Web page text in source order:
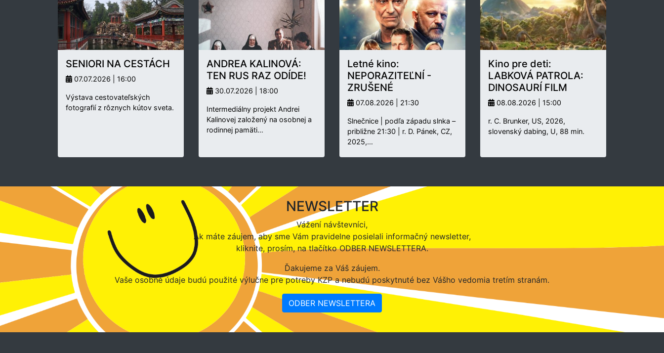
SENIORI NA CESTÁCH
07.07.2026 | 16:00
Výstava cestovateľských
fotografií z rôznych kútov sveta.
ANDREA KALINOVÁ:
TEN RUS RAZ ODÍDE!
30.07.2026 | 18:00
Intermediálny projekt Andrei
Kalinovej založený na osobnej a
rodinnej pamäti…
Letné kino:
NEPORAZITEĽNÍ -
ZRUŠENÉ
07.08.2026 | 21:30
Slnečnice | podľa západu slnka –
približne 21:30 | r. D. Pánek, CZ,
2025,…
Kino pre deti:
LABKOVÁ PATROLA:
DINOSAURÍ FILM
08.08.2026 | 15:00
r. C. Brunker, US, 2026,
slovenský dabing, U, 88 min.
NEWSLETTER
Vážení návštevníci,
Ak máte záujem, aby sme Vám pravidelne posielali informačný newsletter,
kliknite, prosím, na tlačítko ODBER NEWSLETTERA.
Ďakujeme za Váš záujem.
Vaše osobné údaje budú použité výlučne pre potreby KZP a nebudú poskytnuté bez Vášho vedomia tretím stranám.
ODBER NEWSLETTERA